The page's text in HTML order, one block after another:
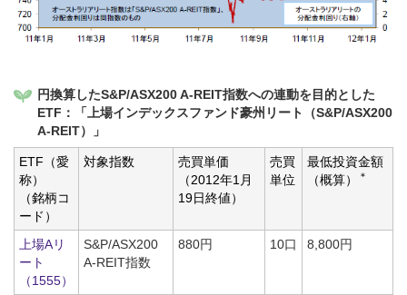
円換算したS&P/ASX200 A-REIT指数への連動を目的とした
ETF：「上場インデックスファンド豪州リート（S&P/ASX200
A-REIT）」
ETF（愛
称）
（銘柄コ
ード）
対象指数
売買単価
（2012年1月
19日終値）
売買
単位
最低投資金額
（概算）
＊
上場Aリ
ート
（1555）
S&P/ASX200
A-REIT指数
880円 10口 8,800円